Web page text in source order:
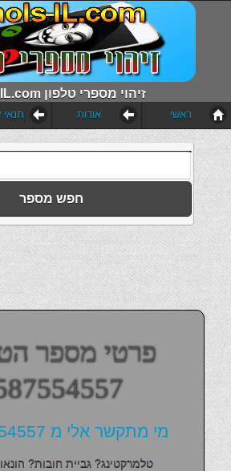
WhoIs-IL.com זיהוי מספרי טלפון
תנאי אודות ראשי
חפש מספר
פרטי מספר
מי מתקשר אלי מ 058-7554557?
טלמרקטינג? גביית חובות?